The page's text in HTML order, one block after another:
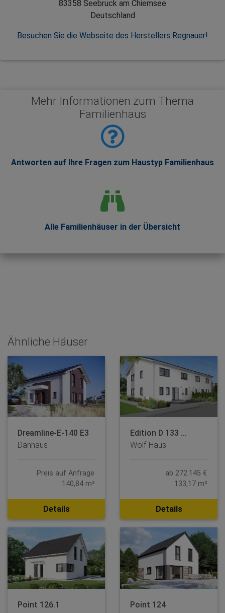
83358 Seebruck am Chiemsee
Deutschland
Besuchen Sie die Webseite des Herstellers Regnauer!
Mehr Informationen zum Thema
Familienhaus
Antworten auf Ihre Fragen zum Haustyp Familienhaus
Alle Familienhäuser in der Übersicht
Ähnliche Häuser
Dreamline-E-140 E3
Danhaus
Preis auf Anfrage
140,84 m²
Details
Edition D 133 ...
Wolf-Haus
ab 272.145 €
133,17 m²
Details
Point 126.1
Point 124